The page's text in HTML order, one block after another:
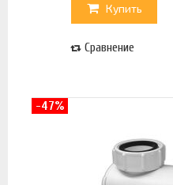
Купить
Сравнение
-47%